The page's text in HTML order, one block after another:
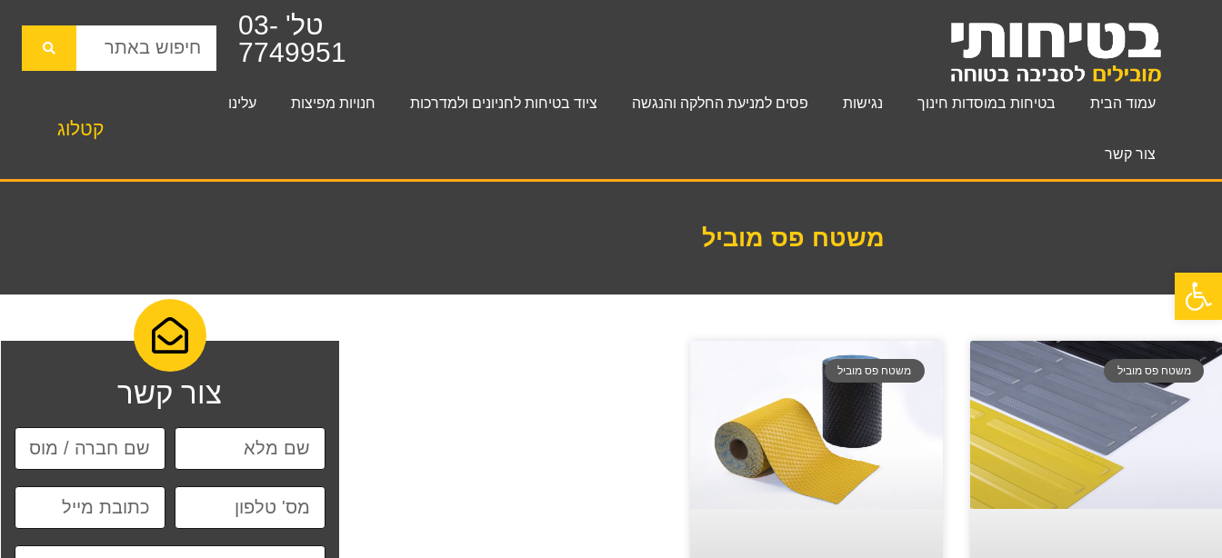
טל' 03-
7749951
עמוד הבית בטיחות במוסדות חינוך נגישות פסים למניעת החלקה והנגשה ציוד בטיחות לחניונים ולמדרכות חנויות מפיצות עלינו
צור קשר
קטלוג
משטח פס מוביל
משטח פס מוביל משטח פס מוביל
צור קשר
פתח סרגל נגישות